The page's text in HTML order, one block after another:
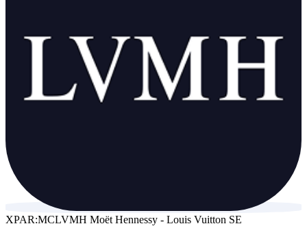
XPAR:MCLVMH Moët Hennessy - Louis Vuitton SE